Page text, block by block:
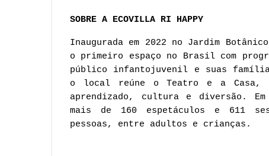
SOBRE A ECOVILLA RI HAPPY
Inaugurada em 2022 no Jardim
o primeiro espaço no Brasil com
público infantojuvenil e suas
o local reúne o Teatro e a Casa,
aprendizado, cultura e diversão.
mais de 160 espetáculos e 611
pessoas, entre adultos e crianças.